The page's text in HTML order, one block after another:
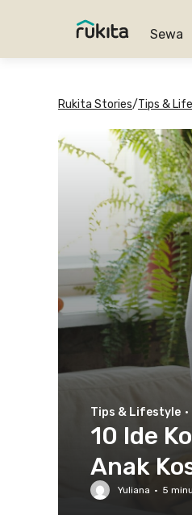
Sewa
Rukita Stories/Tips &
Tips & Lifestyle ·
10 Ide
Anak
Yuliana · 5